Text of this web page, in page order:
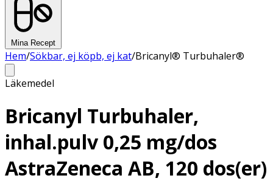
Mina Recept
Hem/Sökbar, ej köpb, ej kat/Bricanyl® Turbuhaler®
Läkemedel
Bricanyl Turbuhaler,
inhal.pulv 0,25 mg/dos
AstraZeneca AB, 120 dos(er)